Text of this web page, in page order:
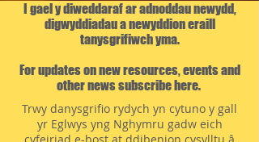
I gael y diweddaraf ar adnoddau newydd,
digwyddiadau a newyddion eraill
tanysgrifiwch yma.
For updates on new resources, events and
other news subscribe here.
Trwy danysgrifio rydych yn cytuno y gall
yr Eglwys yng Nghymru gadw eich